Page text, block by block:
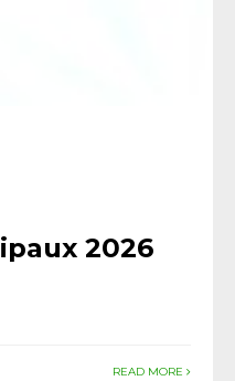
2026
READ MORE